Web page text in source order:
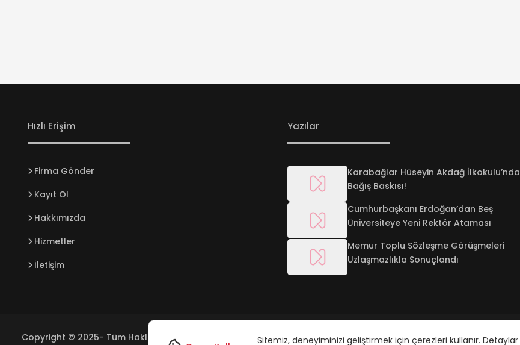
Hızlı Erişim
Firma Gönder
Kayıt Ol
Hakkımızda
Hizmetler
İletişim
Yazılar
Karabağlar Hüseyin Akdağ İlkokulu’nda
Bağış Baskısı!
Cumhurbaşkanı Erdoğan’dan Beş
Üniversiteye Yeni Rektör Ataması
Memur Toplu Sözleşme Görüşmeleri
Uzlaşmazlıkla Sonuçlandı
Copyright © 2025- Tüm Hakları Saklıdır. Class B Digital Carbon FootprintSitemiz, deneyiminizi geliştirmek için çerezleri kullanır. Detaylar